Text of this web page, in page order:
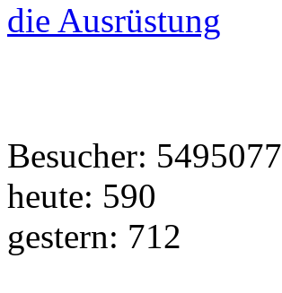
die Ausrüstung
Besucher: 5495077
heute: 590
gestern: 712